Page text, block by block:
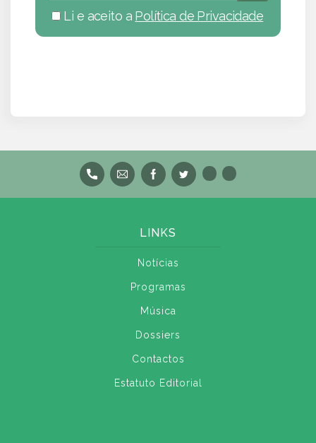
Li e aceito a Política de Privacidade
LINKS
Notícias
Programas
Música
Dossiers
Contactos
Estatuto Editorial